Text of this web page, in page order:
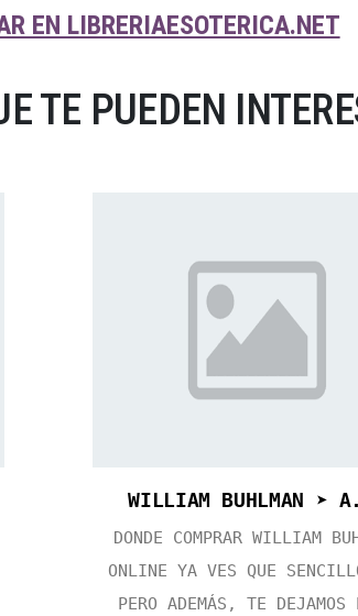
EN LIBRERIAESOTERICA.NET
TE PUEDEN
WILLIAM BUHLMAN ➤
DONDE COMPRAR WILLIAM
ONLINE YA VES QUE
PERO ADEMÁS, TE DEJAMOS